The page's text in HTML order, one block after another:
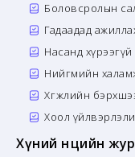
Боловсролын
Гадаадад
Насанд хүрээгүй
Нийгмийн
Хөгжлийн
Хоол
Хүний нөөцийн